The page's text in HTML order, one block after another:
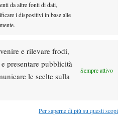
da altre fonti di dati,
i dispositivi in base alle
e rilevare frodi,
presentare pubblicità
le scelte sulla
Sempre attivo
Per saperne di più su questi scopi
, P.iva 14250480960
Nizegorodcew